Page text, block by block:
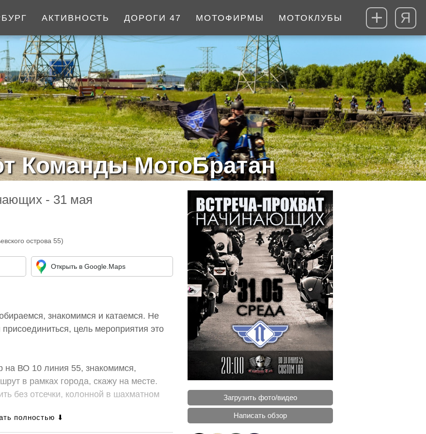
Я
ДОРОГИ 47 МОТОФИРМЫ
АКТИВНОСТЬ МОТОКЛУБЫ
Команды МотоБратан
Загрузить фото/видео
Написать обзор
- 31 мая
острова 55)
Открыть в Google.Maps
знакомимся и катаемся. Не
присоединиться, цель мероприятия это
на ВО 10 линия 55, знакомимся,
в рамках города, скажу на месте.
без отсечки, колонной в шахматном